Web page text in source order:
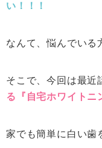
い！！！
なんて、悩んでいる
そこで、今回は最近
る『自宅ホワイトニ
家でも簡単に白い歯